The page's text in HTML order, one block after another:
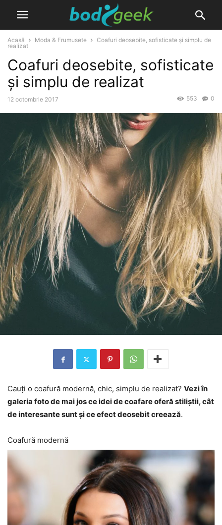
Acasă Moda & Frumusete
Coafuri deosebite, sofisticate și simplu de
realizat
Coafuri deosebite, sofisticate
și simplu de realizat
12 octombrie 2017 0
553
Cauți o coafură modernă, chic, simplu de realizat? Vezi în
galeria foto de mai jos ce idei de coafare oferă stiliștii, cât
de interesante sunt și ce efect deosebit creează.
Coafură modernă